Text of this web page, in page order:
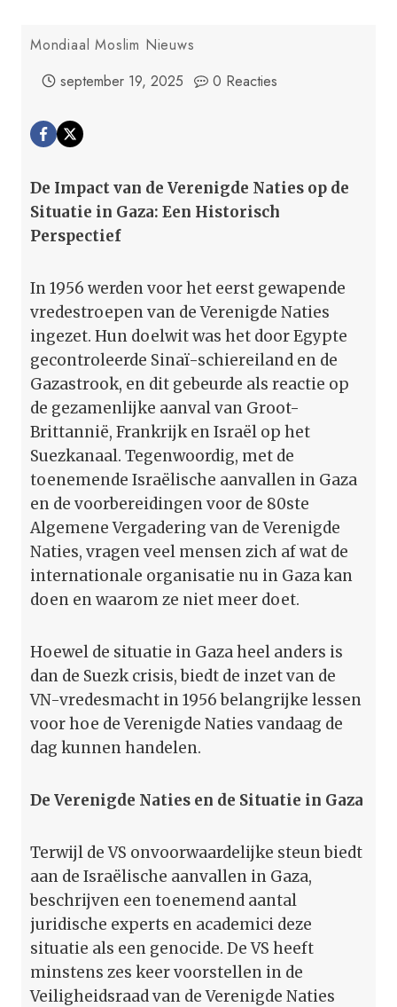
Mondiaal Moslim Nieuws
september 19, 2025
0 Reacties
De Impact van de Verenigde Naties op de
Situatie in Gaza: Een Historisch
Perspectief
In 1956 werden voor het eerst gewapende
vredestroepen van de Verenigde Naties
ingezet. Hun doelwit was het door Egypte
gecontroleerde Sinaï-schiereiland en de
Gazastrook, en dit gebeurde als reactie op
de gezamenlijke aanval van Groot-
Brittannië, Frankrijk en Israël op het
Suezkanaal. Tegenwoordig, met de
toenemende Israëlische aanvallen in Gaza
en de voorbereidingen voor de 80ste
Algemene Vergadering van de Verenigde
Naties, vragen veel mensen zich af wat de
internationale organisatie nu in Gaza kan
doen en waarom ze niet meer doet.
Hoewel de situatie in Gaza heel anders is
dan de Suezk crisis, biedt de inzet van de
VN-vredesmacht in 1956 belangrijke lessen
voor hoe de Verenigde Naties vandaag de
dag kunnen handelen.
De Verenigde Naties en de Situatie in Gaza
Terwijl de VS onvoorwaardelijke steun biedt
aan de Israëlische aanvallen in Gaza,
beschrijven een toenemend aantal
juridische experts en academici deze
situatie als een genocide. De VS heeft
minstens zes keer voorstellen in de
Veiligheidsraad van de Verenigde Naties